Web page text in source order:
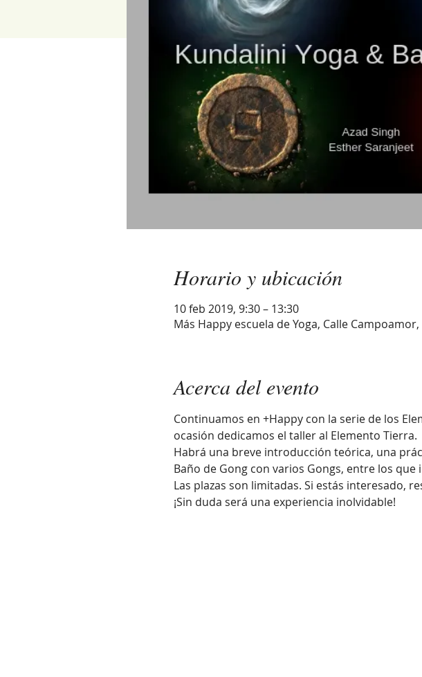
Horario y ubicación
10 feb 2019, 9:30 – 13:30
Más Happy escuela de Yoga, Calle
Acerca del evento
Continuamos en +Happy con la serie de los
ocasión dedicamos el taller al Elemento Tierra.
Habrá una breve introducción teórica, una
Baño de Gong con varios Gongs, entre los
Las plazas son limitadas. Si estás interesado,
¡Sin duda será una experiencia inolvidable!